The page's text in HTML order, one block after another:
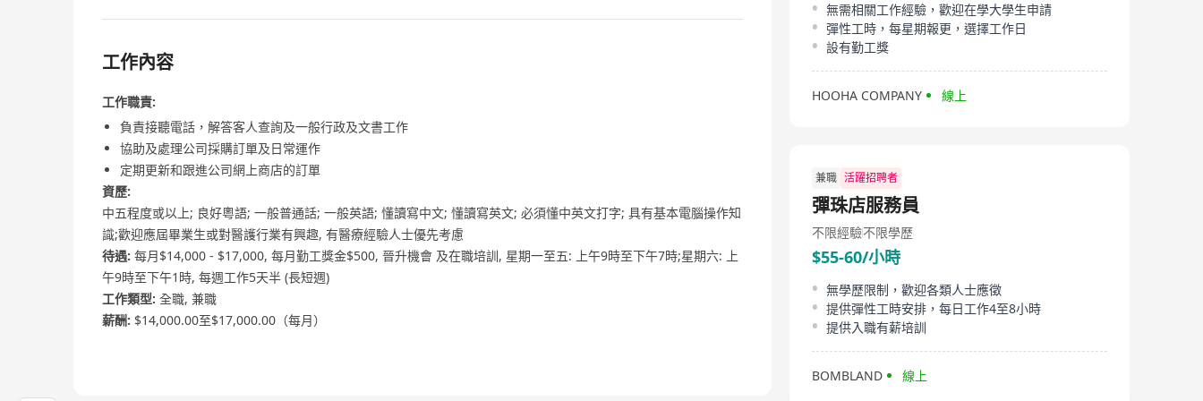
工作內容
工作職責:
負責接聽電話，解答客人查詢及一般行政及文書工作
協助及處理公司採購訂單及日常運作
定期更新和跟進公司網上商店的訂單
資歷:
中五程度或以上; 良好粵語; 一般普通話; 一般英語; 懂讀寫中文; 懂讀寫英文; 必須懂中英文打字; 具有基本電腦操作知
識;歡迎應屆畢業生或對醫護行業有興趣, 有醫療經驗人士優先考慮
待遇: 每月$14,000 - $17,000, 每月勤工獎金$500, 晉升機會 及在職培訓, 星期一至五: 上午9時至下午7時;星期六: 上
午9時至下午1時, 每週工作5天半 (長短週)
工作類型: 全職, 兼職
薪酬: $14,000.00至$17,000.00（每月）
無需相關工作經驗，歡迎在學大學生申請
彈性工時，每星期報更，選擇工作日
設有勤工獎
HOOHA COMPANY 線上
兼職 活躍招聘者
彈珠店服務員
不限經驗不限學歷
$55-60/小時
無學歷限制，歡迎各類人士應徵
提供彈性工時安排，每日工作4至8小時
提供入職有薪培訓
BOMBLAND 線上